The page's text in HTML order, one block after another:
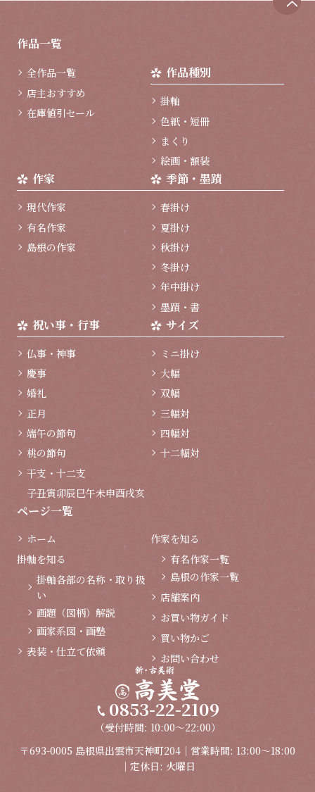
作品一覧
全作品一覧
店主おすすめ
在庫値引セール
作品種別
掛軸
色紙・短冊
まくり
絵画・額装
作家
現代作家
有名作家
島根の作家
季節・墨蹟
春掛け
夏掛け
秋掛け
冬掛け
年中掛け
墨蹟・書
祝い事・行事
仏事・神事
慶事
婚礼
正月
端午の節句
桃の節句
干支・十二支
子丑寅卯辰巳午未申酉戌亥
サイズ
ミニ掛け
大幅
双幅
三幅対
四幅対
十二幅対
ページ一覧
ホーム
掛軸を知る
掛軸各部の名称・取り扱
い
画題（図柄）解説
画家系図・画塾
表装・仕立て依頼
作家を知る
有名作家一覧
島根の作家一覧
店舗案内
お買い物ガイド
買い物かご
お問い合わせ
0853-22-2109
（受付時間: 10:00～22:00）
〒693-0005 島根県出雲市天神町204｜営業時間: 13:00～18:00
｜定休日: 火曜日
ペ